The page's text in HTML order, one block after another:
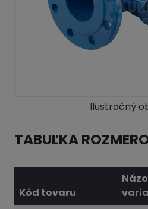
Ilustračný
TABUĽKA
Kód tovaru